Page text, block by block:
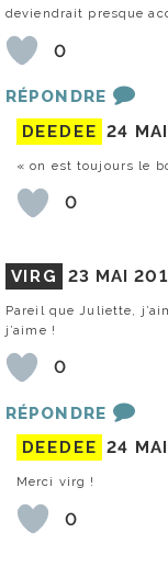
deviendrait presque
0
RÉPONDRE
DEEDEE 24
« on est toujours le
0
VIRG 23 MAI
Pareil que Juliette,
j’aime !
0
RÉPONDRE
DEEDEE 24
Merci virg !
0